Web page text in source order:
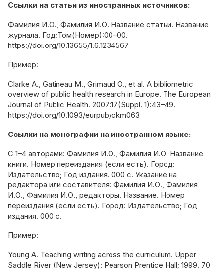
Ссылки на статьи из иностранных источников:
Фамилия И.О., Фамилия И.О. Название статьи. Название
журнала. Год;Том(Номер):00–00.
https://doi.org/10.13655/1.6.1234567
Пример:
Clarke A., Gatineau M., Grimaud O., et al. A bibliometric
overview of public health research in Europe. The European
Journal of Public Health. 2007:17(Suppl. 1):43–49.
https://doi.org/10.1093/eurpub/ckm063
Ссылки на монографии на иностранном языке:
С 1–4 авторами: Фамилия И.О., Фамилия И.О. Название
книги. Номер переиздания (если есть). Город:
Издательство; Год издания. 000 с. Указание на
редактора или составителя: Фамилия И.О., Фамилия
И.О., Фамилия И.О., редакторы. Название. Номер
переиздания (если есть). Город: Издательство; Год
издания. 000 c.
Пример:
Young A. Teaching writing across the curriculum. Upper
Saddle River (New Jersey): Pearson Prentice Hall; 1999. 70